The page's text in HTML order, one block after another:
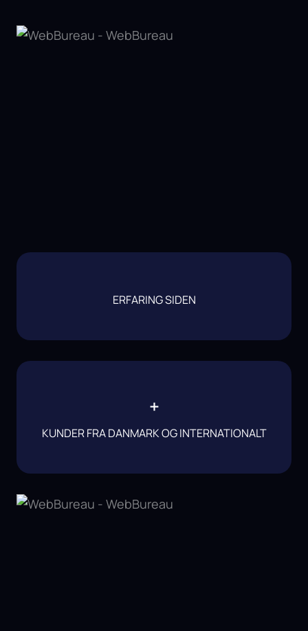
ERFARING SIDEN
+
KUNDER FRA DANMARK OG INTERNATIONALT